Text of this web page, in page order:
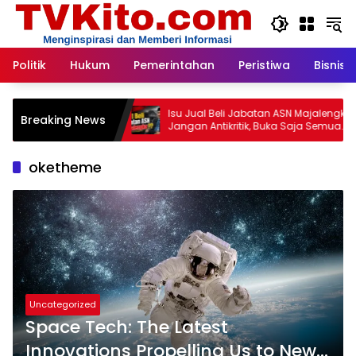
Langsung
Politik
Hukum Pemerintahan Peristiwa Bisnis
Breaking News
an
Isu Jual Beli Jabatan ASN Majalengka:
Jangan Antikritik, Buka Saja Semua
Proses Rotasi dan Mutasi Jabatan
Hadie, S.Sos., MM. Ketua Dewan Pembina
Pusat ASWIN
oketheme
Uncategorized
Space Tech: The Latest
Innovations Propelling Us to New